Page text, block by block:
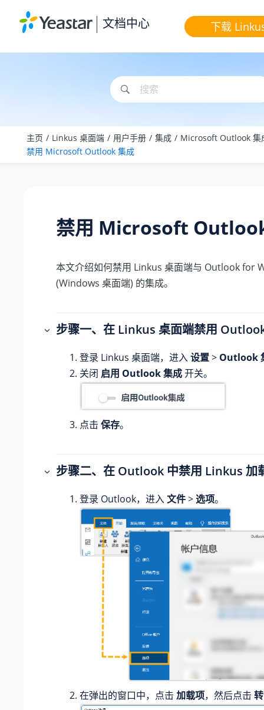
文档中心 下载
主页 Linkus 桌面端 用户手册 集成
Microsoft Outlook 集
禁用 Microsoft Outlook 集成
禁用 Microsoft
本文介绍如何禁用 Linkus 桌面端与 Outlook for
(Windows 桌面端) 的集成。
步骤一、在 Linkus 桌面端禁用
登录 Linkus 桌面端，进入设置> Outlook
关闭 启用 Outlook 集成开关。
点击 保存。
步骤二、在 Outlook 中禁用 Linkus 加
登录 Outlook，进入文件>选项。
在弹出的窗口中，点击 加载项，然后点击